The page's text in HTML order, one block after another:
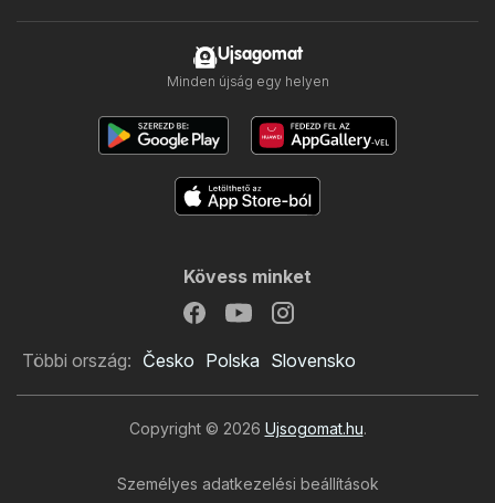
Ujsagomat
Minden újság egy helyen
Kövess minket
Többi ország: Česko Polska Slovensko
Copyright © 2026 Ujsogomat.hu.
Személyes adatkezelési beállítások